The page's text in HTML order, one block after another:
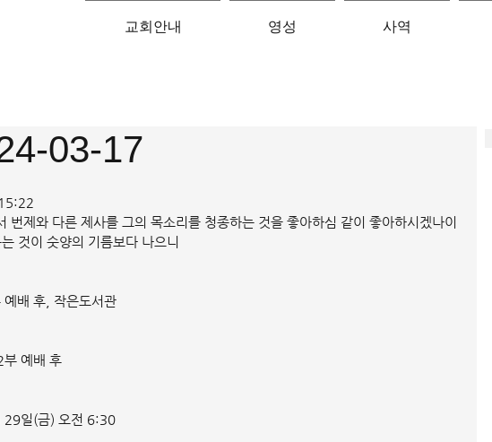
교회안내 영성 사역
03-17
번제와 다른 제사를 그의 목소리를 청종하는 것을 좋아하심 같이 좋아하시겠나이
것이 숫양의 기름보다 나으니
배 후, 작은도서관
부 예배 후
29일(금) 오전 6:30